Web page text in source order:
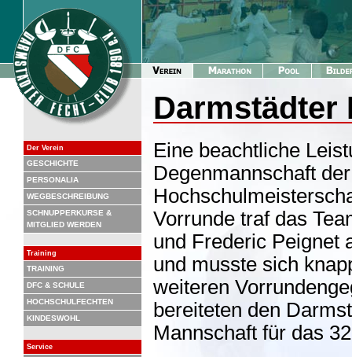
Der Verein
GESCHICHTE
PERSONALIA
WEGBESCHREIBUNG
SCHNUPPERKURSE &
MITGLIED WERDEN
Training
TRAINING
DFC & SCHULE
HOCHSCHULFECHTEN
KINDESWOHL
Service
Darmstädter
Eine beachtliche
Degenmannschaft
Vorrunde traf das
und Frederic Peignet
und musste sich
weiteren
bereiteten den
Mannschaft für das